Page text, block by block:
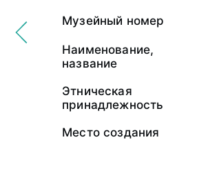
Музейный номер
Наименование,
название
Этническая
принадлежность
Место создания